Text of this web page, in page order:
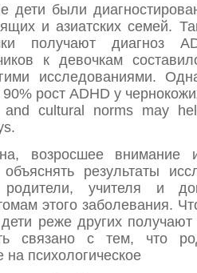
дети были
и азиатских семей.
получают диагноз
к девочкам
исследованиями.
рост ADHD у
and cultural norms may
возросшее внимание
объяснять результаты
родители, учителя и
этого заболевания.
дети реже других получают
связано с тем, что
психологическое